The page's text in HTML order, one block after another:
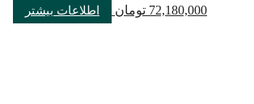
72,180,000 تومان اطلاعات بیشتر